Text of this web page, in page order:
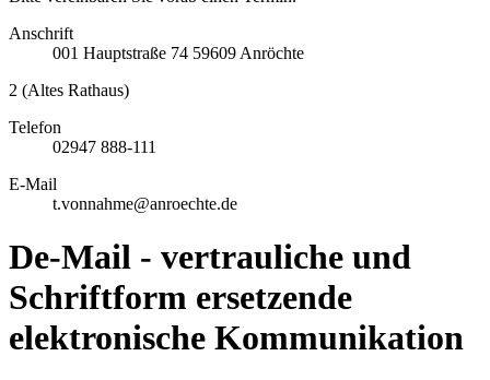
Anschrift
001 Hauptstraße 74 59609 Anröchte
2 (Altes Rathaus)
Telefon
02947 888-111
E-Mail
t.vonnahme@anroechte.de
De-Mail - vertrauliche und
Schriftform ersetzende
elektronische Kommunikation